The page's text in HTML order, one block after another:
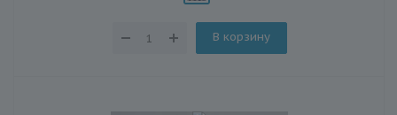
В корзину